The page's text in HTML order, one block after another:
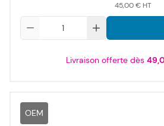
45,00 €
Livraison offerte dès
OEM